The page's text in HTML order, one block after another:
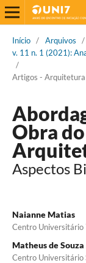
Início / Arquivos
/
v. 11 n. 1 (2021):
/
Artigos - Arquitetura
Obra
Aspectos
Naianne Matias
Centro Universitário
Matheus de Souza
Centro Universitário